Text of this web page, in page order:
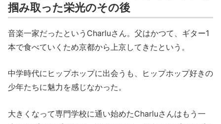
掴み取った栄光のその後
音楽一家だったというCharluさん。父はかつて、ギター1
本で食べていくため京都から上京してきたという。
中学時代にヒップホップに出会うも、ヒップホップ好きの
少年たちに魅力を感じなかった。
大きくなって専門学校に通い始めたCharluさんはもう一